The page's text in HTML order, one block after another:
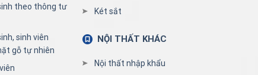
theo thông tư
sinh viên
gỗ tự nhiên
Két sắt
NỘI THẤT KHÁC
Nội thất nhập khẩu